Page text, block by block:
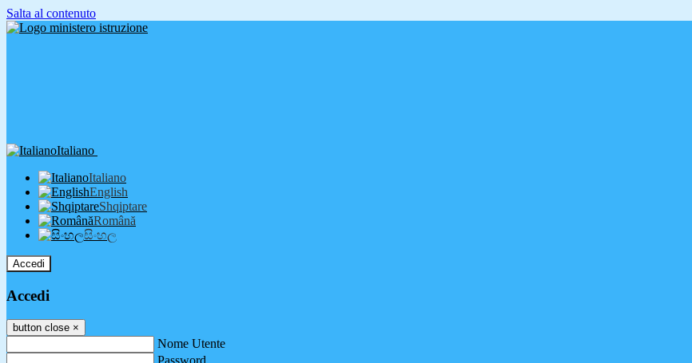
Salta al contenuto
Italiano
Italiano
English
Shqiptare
Română
සිංහල
Accedi
Accedi
button close ×
Nome Utente